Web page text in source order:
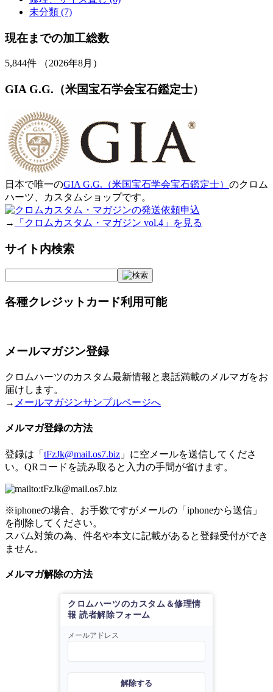
未分類 (7)
現在までの加工総数
5,844件 （2026年8月）
GIA G.G.（米国宝石学会宝石鑑定士）
日本で唯一のGIA G.G.（米国宝石学会宝石鑑定士） のクロム
ハーツ、カスタムショップです。
→ 「クロムカスタム・マガジン vol.4」を見る
サイト内検索
各種クレジットカード利用可能
メールマガジン登録
クロムハーツのカスタム最新情報と裏話満載のメルマガをお
届けします。
→ メールマガジンサンプルページへ
メルマガ登録の方法
登録は「 tFzJk@mail.os7.biz 」に空メールを送信してくださ
い。QRコードを読み取ると入力の手間が省けます。
※iphoneの場合、お手数ですがメールの「iphoneから送信」
を削除してください。
スパム対策の為、件名や本文に記載があると登録受付ができ
ません。
メルマガ解除の方法
クロムハーツのカスタム＆修理情
報 読者解除フォーム
メールアドレス
解除する